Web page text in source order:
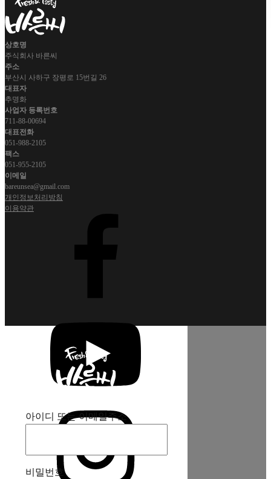
상호명
주식회사 바른씨
주소
부산시 사하구 장평로 15번길 26
대표자
추명화
사업자 등록번호
711-88-00694
대표전화
051-988-2105
팩스
051-955-2105
이메일
bareunsea@gmail.com
개인정보처리방침
이용약관
아이디 또는 이메일주소
비밀번호